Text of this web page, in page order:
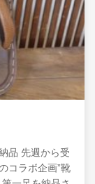
品 先週から受
コラボ企画”靴